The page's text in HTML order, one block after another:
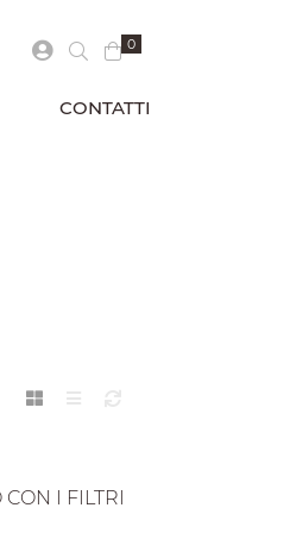
CONTATTI
0
I FILTRI